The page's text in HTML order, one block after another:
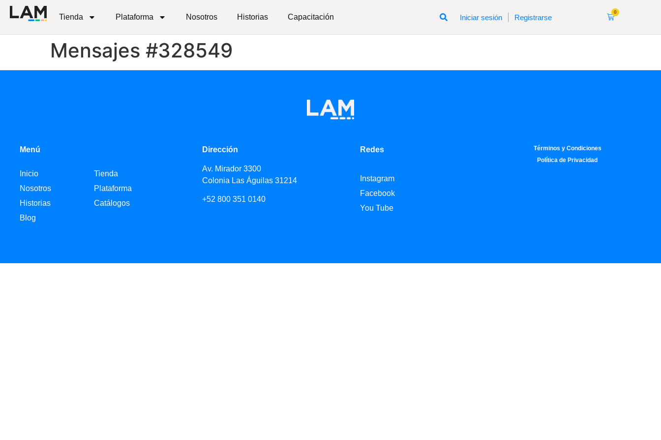
Tienda Plataforma Nosotros Historias Capacitación Iniciar sesión Registrarse
0
Mensajes #328549
Menú
Inicio
Nosotros
Historias
Blog
Tienda
Plataforma
Catálogos
Dirección
Av. Mirador 3300
Colonia Las Águilas 31214
+52 800 351 0140
Redes
Instagram
Facebook
You Tube
Términos y Condiciones
Política de Privacidad